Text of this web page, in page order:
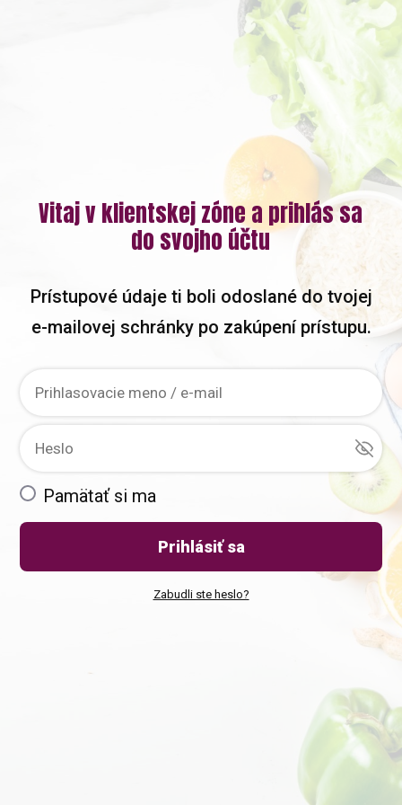
Vitaj v klientskej zóne a prihlás sa
do svojho účtu
Prístupové údaje ti boli odoslané do tvojej
e-mailovej schránky po zakúpení prístupu.
Pamätať si ma
Prihlásiť sa
Zabudli ste heslo?